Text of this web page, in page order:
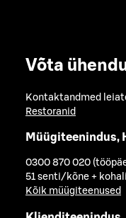
Võta
Kontaktandmed
Restoranid
Müügiteenindus,
0300 870 020
51 senti/kõne +
Kõik müügiteenused